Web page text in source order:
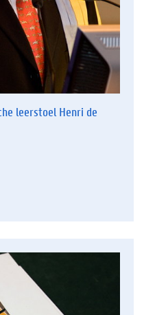
leerstoel Henri de